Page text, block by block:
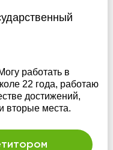
работать в
22 года, работаю
достижений,
вторые места.